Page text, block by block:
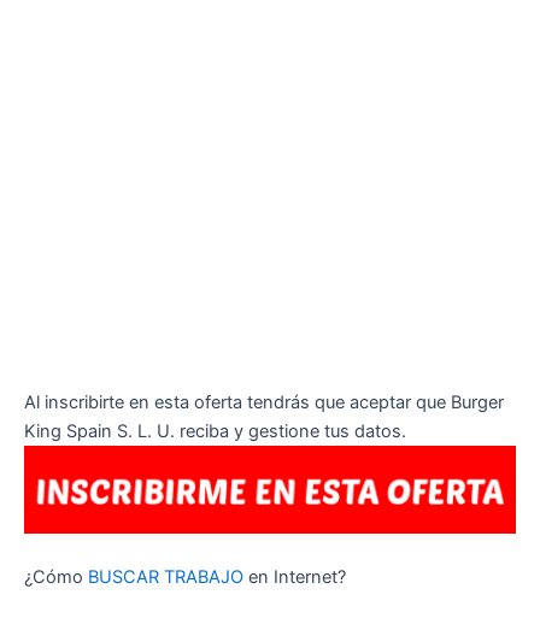
Al inscribirte en esta oferta tendrás que aceptar que Burger
King Spain S. L. U. reciba y gestione tus datos.
¿Cómo BUSCAR TRABAJO en Internet?